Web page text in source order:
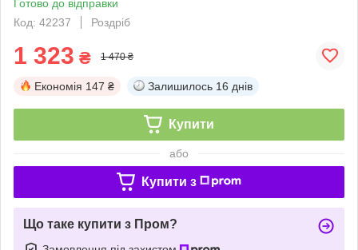
Готово до відправки
Код: 42237
Роздріб
1 323 ₴ 1 470 ₴
Економія 147 ₴ Залишилось 16 днів
Купити
або
Купити з
Що таке купити з Пром?